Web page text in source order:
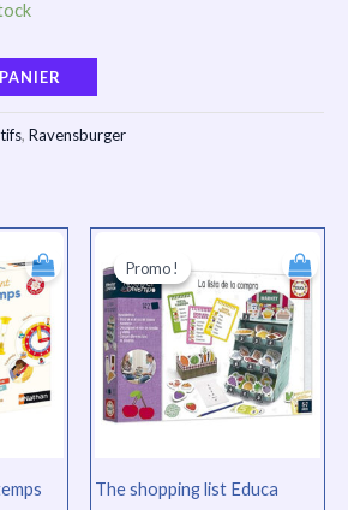
, Ravensburger
prix
actuel
est :
TND
104.000.
Promo !
The shopping list Educa
Promo !
initial
était :
TND
101.000.
prix
actuel
est :
TND
76.000.